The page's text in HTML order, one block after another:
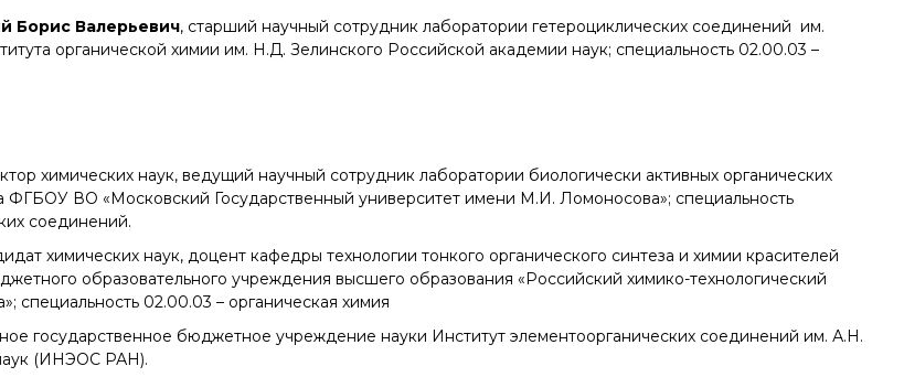
должностей
Борис Валерьевич, старший научный сотрудник лаборатории гетероциклических соединений им.
органической химии им. Н.Д. Зелинского Российской академии наук; специальность 02.00.03 –
химических наук, ведущий научный сотрудник лаборатории биологически активных органических
ФГБОУ ВО «Московский Государственный университет имени М.И. Ломоносова»; специальность
соединений.
химических наук, доцент кафедры технологии тонкого органического синтеза и химии красителей
образовательного учреждения высшего образования «Российский химико-технологический
специальность 02.00.03 – органическая химия
государственное бюджетное учреждение науки Институт элементоорганических соединений им. А.Н.
(ИНЭОС РАН).